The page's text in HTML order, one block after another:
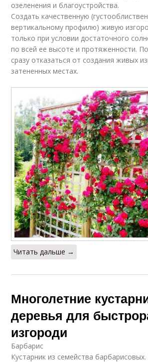
озеленения и благоустройства.
Создать качественную
вертикальному профилю) живую
только при условии достаточного
по всей ее высоте и протяженности.
сразу отказаться от создания живых
затененных местах.
Читать дальше →
Многолетние
деревья для
изгороди
Барбарис
Кустарник из семейства